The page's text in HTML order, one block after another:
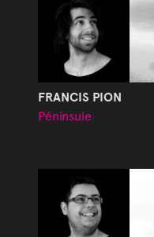
FRANCIS PION
Péninsule